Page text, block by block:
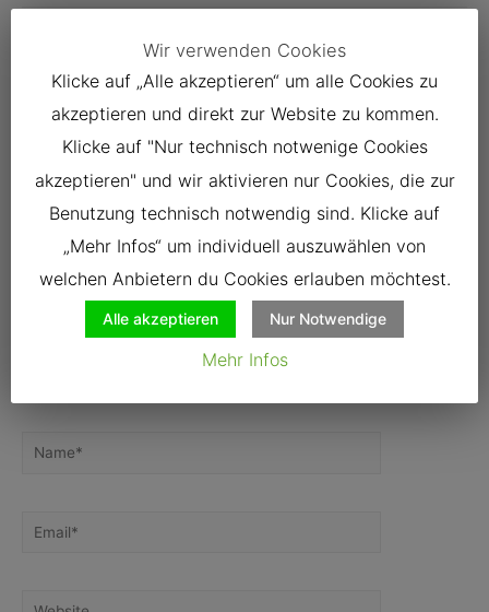
Leave a Comment
Your email address will not be published.Required fields are
marked*
Name*
Email*
Website
Wir verwenden Cookies
Klicke auf „Alle akzeptieren“ um alle Cookies zu
akzeptieren und direkt zur Website zu kommen.
Klicke auf "Nur technisch notwenige Cookies
akzeptieren" und wir aktivieren nur Cookies, die zur
Benutzung technisch notwendig sind. Klicke auf
„Mehr Infos“ um individuell auszuwählen von
welchen Anbietern du Cookies erlauben möchtest.
Alle akzeptieren Nur Notwendige
Mehr Infos